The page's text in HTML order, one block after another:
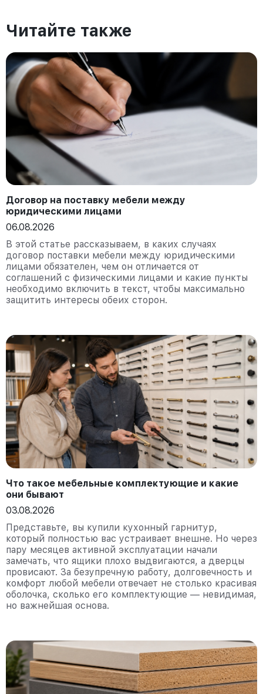
Читайте также
Договор на поставку мебели между
юридическими лицами
06.08.2026
В этой статье рассказываем, в каких случаях
договор поставки мебели между юридическими
лицами обязателен, чем он отличается от
соглашений с физическими лицами и какие пункты
необходимо включить в текст, чтобы максимально
защитить интересы обеих сторон.
Что такое мебельные комплектующие и какие
они бывают
03.08.2026
Представьте, вы купили кухонный гарнитур,
который полностью вас устраивает внешне. Но через
пару месяцев активной эксплуатации начали
замечать, что ящики плохо выдвигаются, а дверцы
провисают. За безупречную работу, долговечность и
комфорт любой мебели отвечает не столько красивая
оболочка, сколько его комплектующие — невидимая,
но важнейшая основа.